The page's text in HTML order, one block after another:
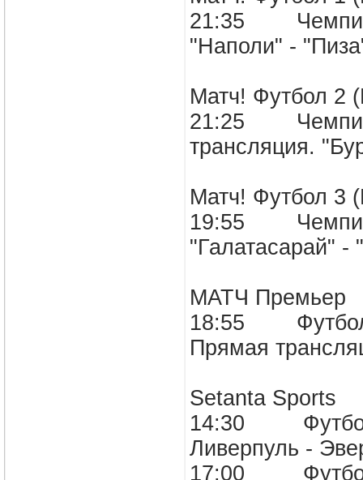
21:35
"Наполи" -
Матч! Футбол 2
21:25
трансляция.
Матч! Футбол 3
19:55
МАТЧ Премьер
18:55 Футбол.
Прямая
Setanta Sports
14:30 Футбол.
Ливерпуль -
17:00 Футбол.